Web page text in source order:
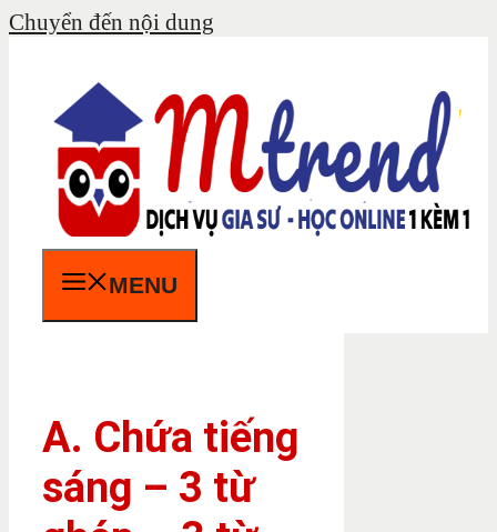
Chuyển đến nội dung
MENU
A. Chứa tiếng
sáng – 3 từ